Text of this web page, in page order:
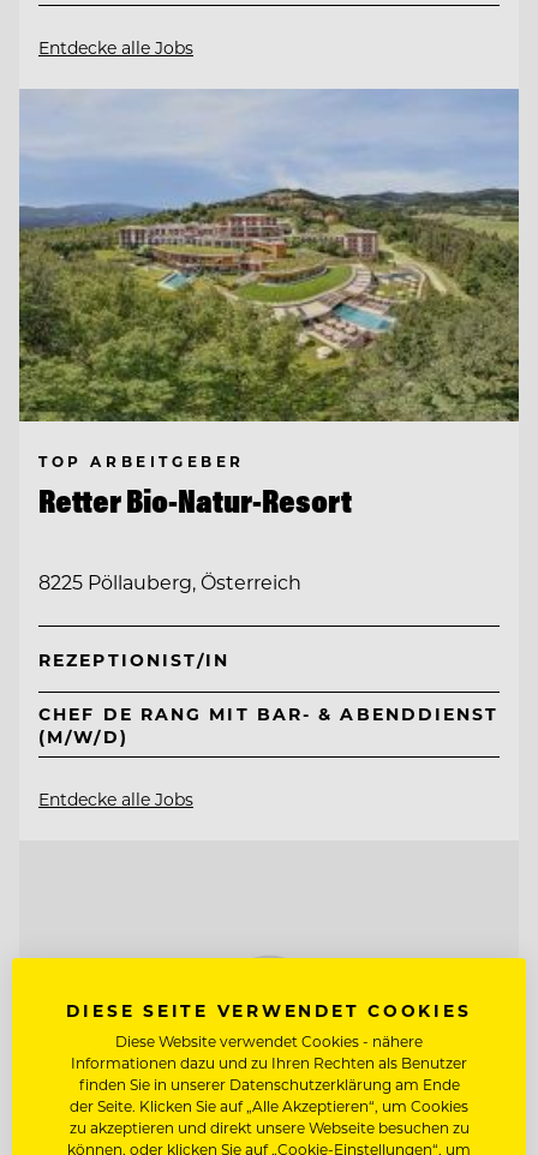
Entdecke alle Jobs
TOP ARBEITGEBER
Retter Bio-Natur-Resort
8225 Pöllauberg, Österreich
REZEPTIONIST/IN
CHEF DE RANG MIT BAR- & ABENDDIENST
(M/W/D)
Entdecke alle Jobs
DIESE SEITE VERWENDET COOKIES
Diese Website verwendet Cookies - nähere
Informationen dazu und zu Ihren Rechten als Benutzer
finden Sie in unserer Datenschutzerklärung am Ende
der Seite. Klicken Sie auf „Alle Akzeptieren“, um Cookies
zu akzeptieren und direkt unsere Webseite besuchen zu
können, oder klicken Sie auf „Cookie-Einstellungen“, um